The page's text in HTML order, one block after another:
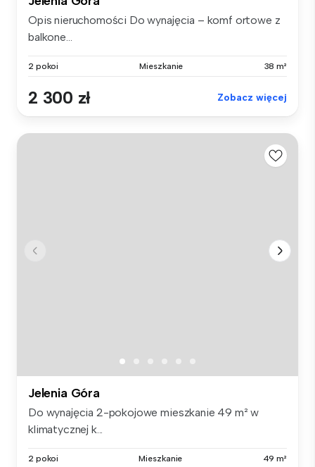
Opis nieruchomości Do wynajęcia – komf ortowe z
balkone...
2 pokoi Mieszkanie 38 m²
2 300 zł Zobacz więcej
Jelenia Góra
Do wynajęcia 2-pokojowe mieszkanie 49 m² w
klimatycznej k...
2 pokoi Mieszkanie 49 m²